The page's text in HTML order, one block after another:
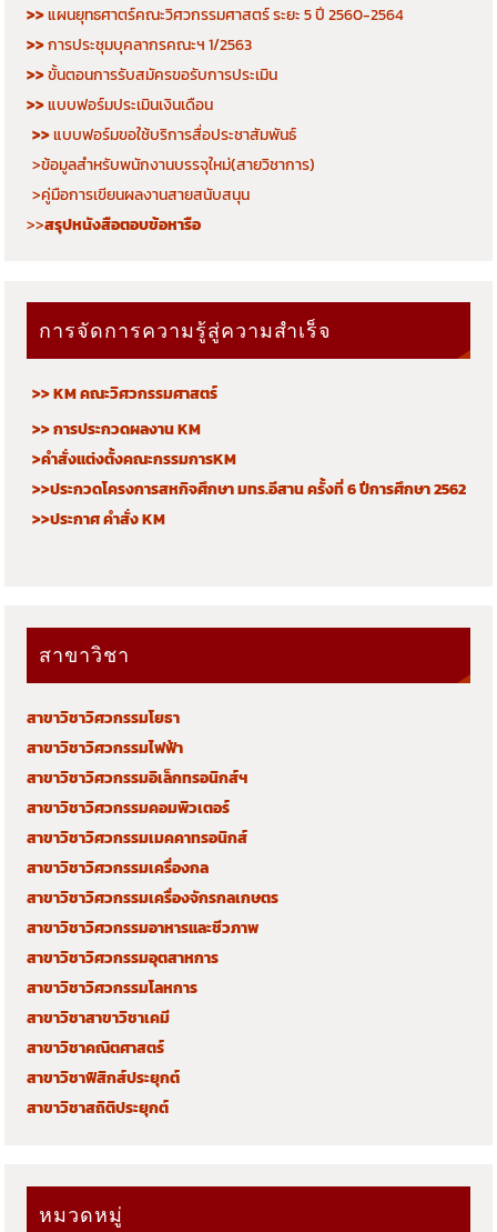
>>แผนยุทธศาตร์คณะวิศวกรรมศาสตร์ ระยะ 5 ปี 2560-2564
>>การประชุมบุคลากรคณะฯ 1/2563
>>ขั้นตอนการรับสมัครขอรับการประเมิน
>>แบบฟอร์มประเมินเงินเดือน
>>แบบฟอร์มขอใช้บริการสื่อประชาสัมพันธ์
>ข้อมูลสำหรับพนักงานบรรจุใหม่(สายวิชาการ)
>คู่มือการเขียนผลงานสายสนับสนุน
>>สรุปหนังสือตอบข้อหารือ
การจัดการความรู้สู่ความสำเร็จ
>> KM คณะวิศวกรรมศาสตร์
>> การประกวดผลงาน KM
>คำสั่งแต่งตั้งคณะกรรมการKM
>>ประกวดโครงการสหกิจศึกษา มทร.อีสาน ครั้งที่ 6 ปีการศึกษา 2562
>>ประกาศ คำสั่ง KM
สาขาวิชา
สาขาวิชาวิศวกรรมโยธา
สาขาวิชาวิศวกรรมไฟฟ้า
สาขาวิชาวิศวกรรมอิเล็กทรอนิกส์ฯ
สาขาวิชาวิศวกรรมคอมพิวเตอร์
สาขาวิชาวิศวกรรมเมคคาทรอนิกส์
สาขาวิชาวิศวกรรมเครื่องกล
สาขาวิชาวิศวกรรมเครื่องจักรกลเกษตร
สาขาวิชาวิศวกรรมอาหารและชีวภาพ
สาขาวิชาวิศวกรรมอุตสาหการ
สาขาวิชาวิศวกรรมโลหการ
สาขาวิชาสาขาวิชาเคมี
สาขาวิชาคณิตศาสตร์
สาขาวิชาฟิสิกส์ประยุกต์
สาขาวิชาสถิติประยุกต์
หมวดหมู่